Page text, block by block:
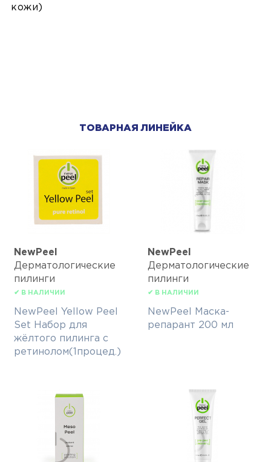
кожи)
ТОВАРНАЯ ЛИНЕЙКА
NewPeel
Дерматологические
пилинги
✔ В НАЛИЧИИ
NewPeel Yellow Peel
Set Набор для
жёлтого пилинга с
ретинолом(1процед.)
NewPeel
Дерматологические
пилинги
✔ В НАЛИЧИИ
NewPeel Маска-
репарант 200 мл